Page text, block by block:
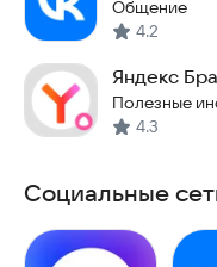
Общение
4.2
Яндекс
Полезные
4.3
Социальные